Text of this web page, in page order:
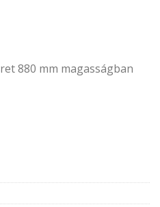
880 mm magasságban